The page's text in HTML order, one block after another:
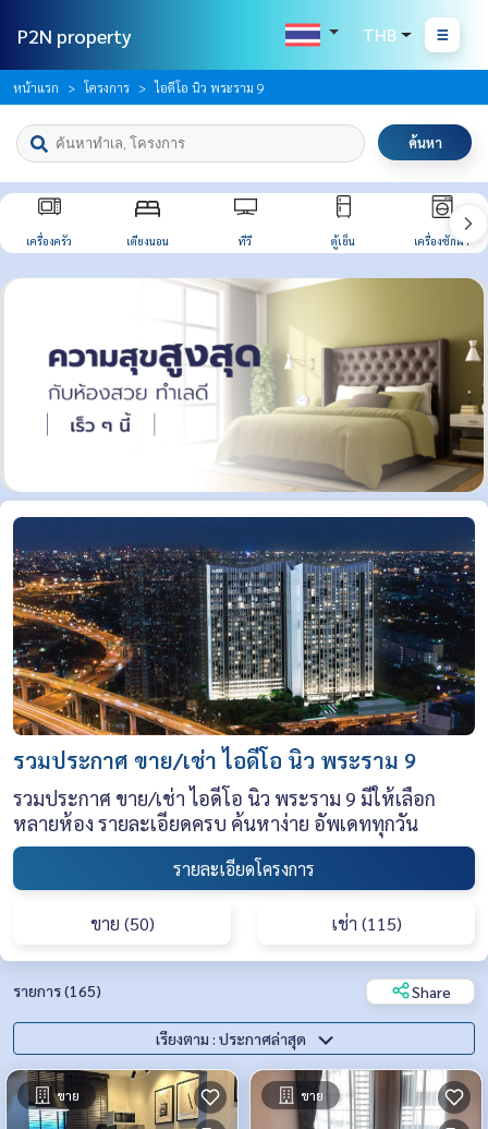
P2N property THB
หน้าแรก โครงการ ไอดีโอ นิว พระราม 9
ค้นหา
เครื่องครัว เตียงนอน ทีวี ตู้เย็น เครื่องซักผ้า
รวมประกาศ ขาย/เช่า ไอดีโอ นิว พระราม 9
รวมประกาศ ขาย/เช่า ไอดีโอ นิว พระราม 9 มีให้เลือก
หลายห้อง รายละเอียดครบ ค้นหาง่าย อัพเดททุกวัน
รายละเอียดโครงการ
ขาย (50) เช่า (115)
รายการ (165) Share
เรียงตาม : ประกาศล่าสุด
ขาย ขาย